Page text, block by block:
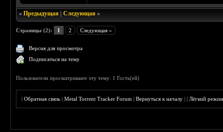
«Предыдущая |Следующая »
Страницы (2): 1 2 Следующая »
Версия для просмотра
Подписаться на тему
Пользователи просматривают эту тему: 1 Гость(ей)
|Обратная связь |Metal Torrent Tracker Forum |Вернуться к началу ||Лёгкий